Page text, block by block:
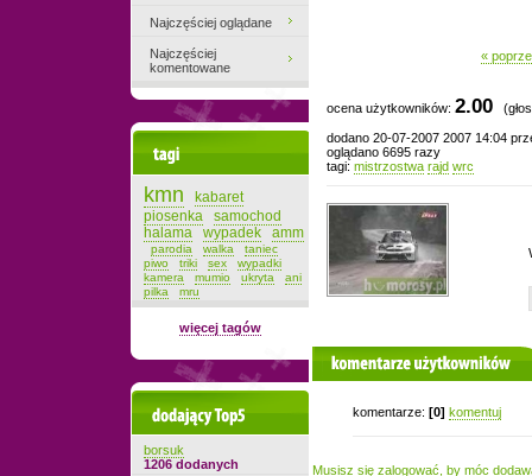
«
ocena użytkowników: 2.00
dodano 20-07-2007 2007 14:04
oglądano 6695 razy
tagi: mistrzostwa rajd wrc
komentarze użytkowników
komentarze: [0] komentuj
Musisz się zalogować, by móc
Najczęściej oglądane
Najczęściej
komentowane
kmn
kabaret
piosenka
samochod
halama
wypadek amm
parodia walka
taniec
piwo
triki sex
wypadki
kamera
mumio ukryta
ani
pilka
mru
więcej tagów
Dodający top-5
borsuk
1206 dodanych